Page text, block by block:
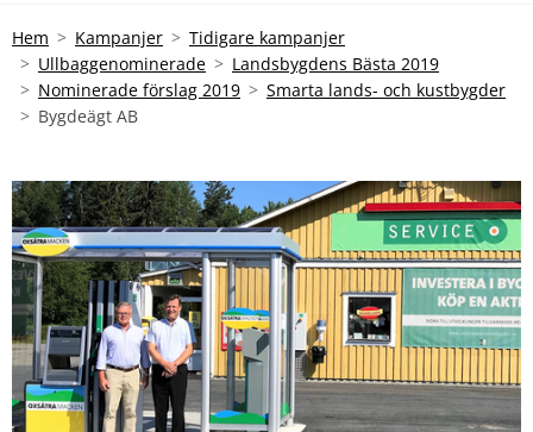
Hem Kampanjer
Tidigare kampanjer
Ullbaggenominerade
Landsbygdens Bästa 2019
Nominerade förslag 2019
Smarta lands- och kustbygder
Bygdeägt AB